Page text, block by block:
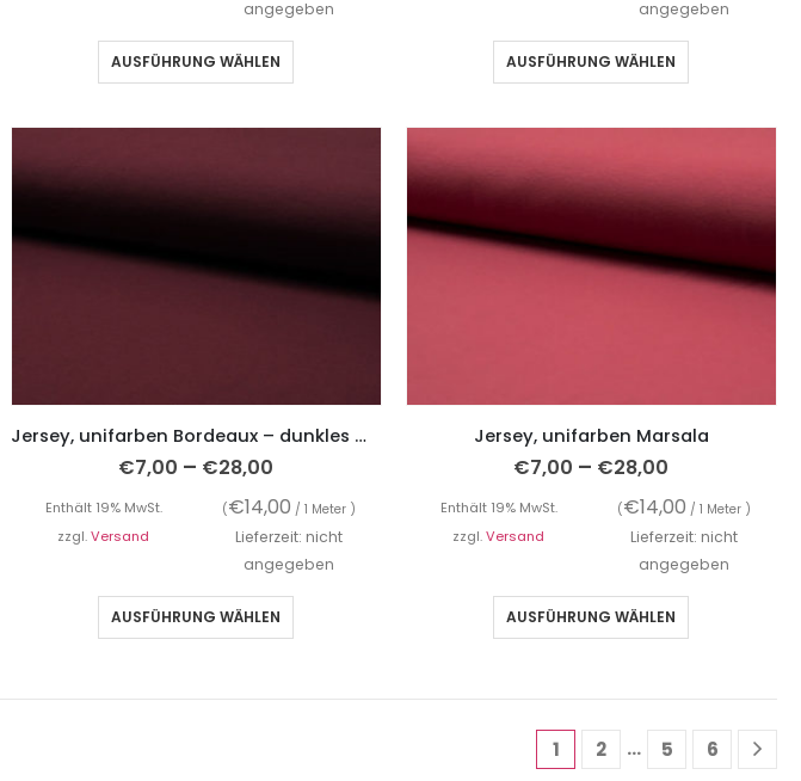
angegeben
AUSFÜHRUNG WÄHLEN
angegeben
AUSFÜHRUNG WÄHLEN
Jersey, unifarben Bordeaux – dunkles Mauve
€7,00 – €28,00
Enthält 19% MwSt. (€14,00 / 1 Meter )
zzgl.Versand
Lieferzeit: nicht
angegeben
AUSFÜHRUNG WÄHLEN
Jersey, unifarben Marsala
€7,00 – €28,00
Enthält 19% MwSt. (€14,00 / 1 Meter )
zzgl.Versand
Lieferzeit: nicht
angegeben
AUSFÜHRUNG WÄHLEN
1 2 … 5 6